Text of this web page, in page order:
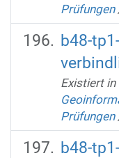
Prüfungen
b48-
Existiert in
Prüfungen
b48-